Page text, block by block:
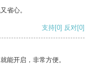
省心。
支持[0] 反对[0]
能开启，非常方便。